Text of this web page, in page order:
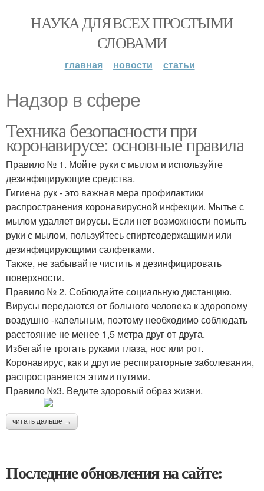
НАУКА ДЛЯ ВСЕХ ПРОСТЫМИ
СЛОВАМИ
главная новости статьи
Надзор в сфере
Техника безопасности при
коронавирусе: основные правила
Правило № 1. Мойте руки с мылом и используйте
дезинфицирующие средства.
Гигиена рук - это важная мера профилактики
распространения коронавирусной инфекции. Мытье с
мылом удаляет вирусы. Если нет возможности помыть
руки с мылом, пользуйтесь спиртсодержащими или
дезинфицирующими салфетками.
Также, не забывайте чистить и дезинфицировать
поверхности.
Правило № 2. Соблюдайте социальную дистанцию.
Вирусы передаются от больного человека к здоровому
воздушно -капельным, поэтому необходимо соблюдать
расстояние не менее 1,5 метра друг от друга.
Избегайте трогать руками глаза, нос или рот.
Коронавирус, как и другие респираторные заболевания,
распространяется этими путями.
Правило №3. Ведите здоровый образ жизни.
читать дальше →
Последние обновления на сайте: